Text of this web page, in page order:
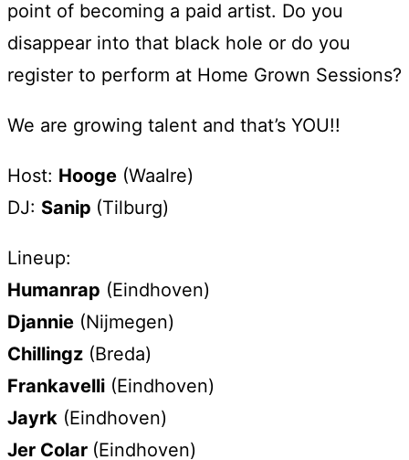
point of becoming a paid artist. Do you
disappear into that black hole or do you
register to perform at Home Grown Sessions?
We are growing talent and that’s YOU!!
Host: Hooge (Waalre)
DJ: Sanip (Tilburg)
Lineup:
Humanrap (Eindhoven)
Djannie (Nijmegen)
Chillingz (Breda)
Frankavelli (Eindhoven)
Jayrk (Eindhoven)
Jer Colar (Eindhoven)